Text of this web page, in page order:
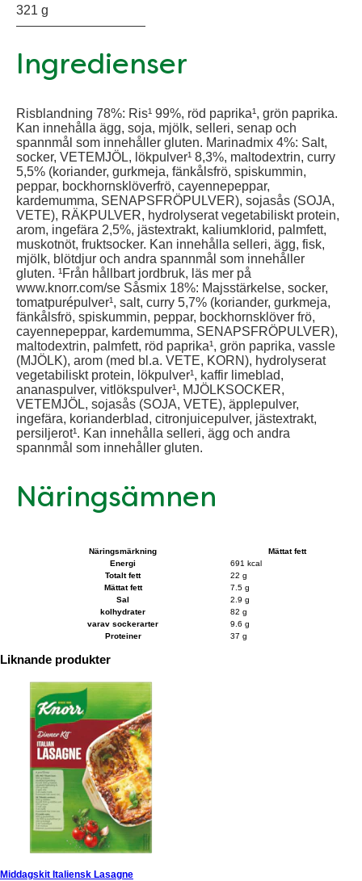
321 g
Ingredienser
Risblandning 78%: Ris¹ 99%, röd paprika¹, grön paprika.
Kan innehålla ägg, soja, mjölk, selleri, senap och
spannmål som innehåller gluten. Marinadmix 4%: Salt,
socker, VETEMJÖL, lökpulver¹ 8,3%, maltodextrin, curry
5,5% (koriander, gurkmeja, fänkålsfrö, spiskummin,
peppar, bockhornsklöverfrö, cayennepeppar,
kardemumma, SENAPSFRÖPULVER), sojasås (SOJA,
VETE), RÄKPULVER, hydrolyserat vegetabiliskt protein,
arom, ingefära 2,5%, jästextrakt, kaliumklorid, palmfett,
muskotnöt, fruktsocker. Kan innehålla selleri, ägg, fisk,
mjölk, blötdjur och andra spannmål som innehåller
gluten. ¹Från hållbart jordbruk, läs mer på
www.knorr.com/se Såsmix 18%: Majsstärkelse, socker,
tomatpurépulver¹, salt, curry 5,7% (koriander, gurkmeja,
fänkålsfrö, spiskummin, peppar, bockhornsklöver frö,
cayennepeppar, kardemumma, SENAPSFRÖPULVER),
maltodextrin, palmfett, röd paprika¹, grön paprika, vassle
(MJÖLK), arom (med bl.a. VETE, KORN), hydrolyserat
vegetabiliskt protein, lökpulver¹, kaffir limeblad,
ananaspulver, vitlökspulver¹, MJÖLKSOCKER,
VETEMJÖL, sojasås (SOJA, VETE), äpplepulver,
ingefära, korianderblad, citronjuicepulver, jästextrakt,
persiljerot¹. Kan innehålla selleri, ägg och andra
spannmål som innehåller gluten.
Näringsämnen
Näringsmärkning
Mättat fett
Energi
691 kcal
Totalt fett
22 g
Mättat fett
7.5 g
Sal
2.9 g
kolhydrater
82 g
varav sockerarter
9.6 g
Proteiner
37 g
Liknande produkter
Middagskit Italiensk Lasagne